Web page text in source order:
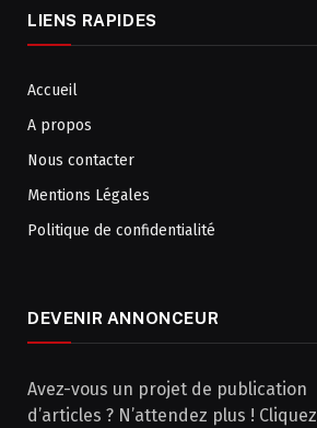
LIENS RAPIDES
Accueil
A propos
Nous contacter
Mentions Légales
Politique de confidentialité
DEVENIR ANNONCEUR
Avez-vous un projet de publication
d’articles ? N’attendez plus ! Cliquez